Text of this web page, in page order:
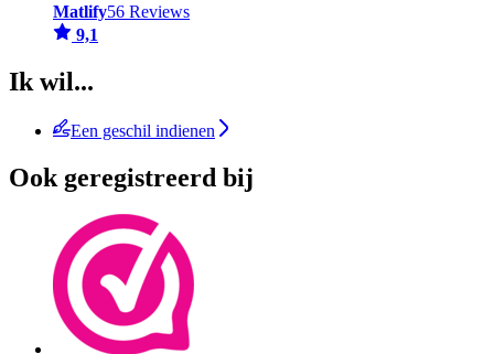
Matlify56 Reviews
9,1
Ik wil...
Een geschil indienen
Ook geregistreerd bij